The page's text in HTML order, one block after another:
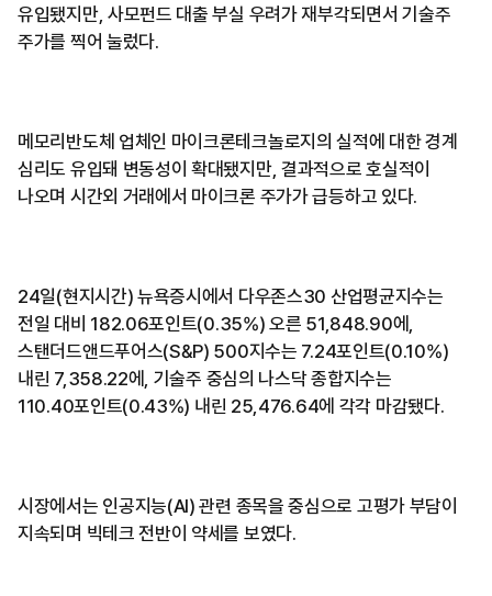
유입됐지만, 사모펀드 대출 부실 우려가 재부각되면서 기술주
주가를 찍어 눌렀다.
메모리반도체 업체인 마이크론테크놀로지의 실적에 대한 경계
심리도 유입돼 변동성이 확대됐지만, 결과적으로 호실적이
나오며 시간외 거래에서 마이크론 주가가 급등하고 있다.
24일(현지시간) 뉴욕증시에서 다우존스30 산업평균지수는
전일 대비 182.06포인트(0.35%) 오른 51,848.90에,
스탠더드앤드푸어스(S&P) 500지수는 7.24포인트(0.10%)
내린 7,358.22에, 기술주 중심의 나스닥 종합지수는
110.40포인트(0.43%) 내린 25,476.64에 각각 마감됐다.
시장에서는 인공지능(AI) 관련 종목을 중심으로 고평가 부담이
지속되며 빅테크 전반이 약세를 보였다.